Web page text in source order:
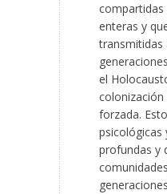
compartidas
enteras y
transmitidas
el
forzada.
psicológicas
profundas y